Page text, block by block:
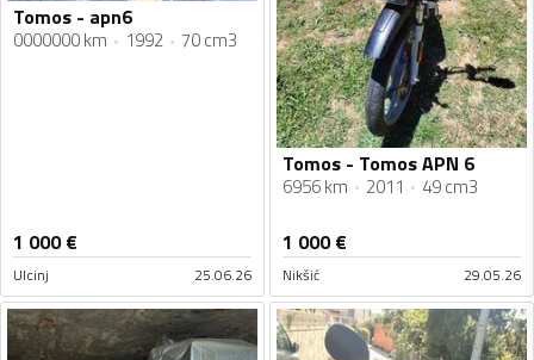
Tomos - apn6
0000000 km 1992 70 cm3
1 000€
Ulcinj 25.06.26
Tomos - Tomos APN 6
6956 km 2011 49 cm3
1 000€
Nikšić 29.05.26